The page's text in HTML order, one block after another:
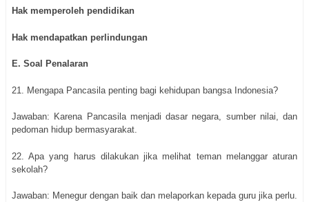
Hak memperoleh pendidikan
Hak mendapatkan perlindungan
E. Soal Penalaran
21. Mengapa Pancasila penting bagi kehidupan bangsa Indonesia?
Jawaban: Karena Pancasila menjadi dasar negara, sumber nilai, dan
pedoman hidup bermasyarakat.
22. Apa yang harus dilakukan jika melihat teman melanggar aturan
sekolah?
Jawaban: Menegur dengan baik dan melaporkan kepada guru jika perlu.